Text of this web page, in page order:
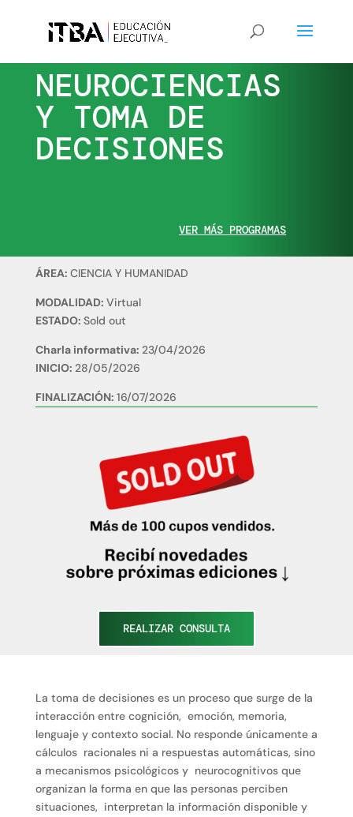
NEUROCIENCIAS
Y TOMA DE
DECISIONES
VER MÁS PROGRAMAS
ÁREA: CIENCIA Y HUMANIDAD
MODALIDAD: Virtual
ESTADO: Sold out
Charla informativa: 23/04/2026
INICIO: 28/05/2026
FINALIZACIÓN: 16/07/2026
REALIZAR CONSULTA
La toma de decisiones es un proceso que surge de la
interacción entre cognición, emoción, memoria,
lenguaje y contexto social. No responde únicamente a
cálculos racionales ni a respuestas automáticas, sino
a mecanismos psicológicos y neurocognitivos que
organizan la forma en que las personas perciben
situaciones, interpretan la información disponible y